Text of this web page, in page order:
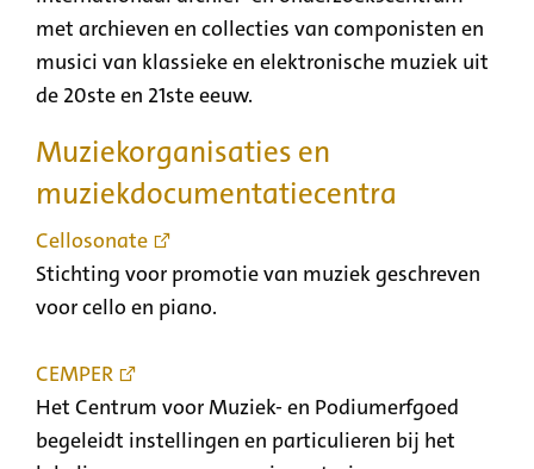
met archieven en collecties van componisten en
musici van klassieke en elektronische muziek uit
de 20ste en 21ste eeuw.
Muziekorganisaties en
muziekdocumentatiecentra
Cellosonate
Stichting voor promotie van muziek geschreven
voor cello en piano.
CEMPER
Het Centrum voor Muziek- en Podiumerfgoed
begeleidt instellingen en particulieren bij het